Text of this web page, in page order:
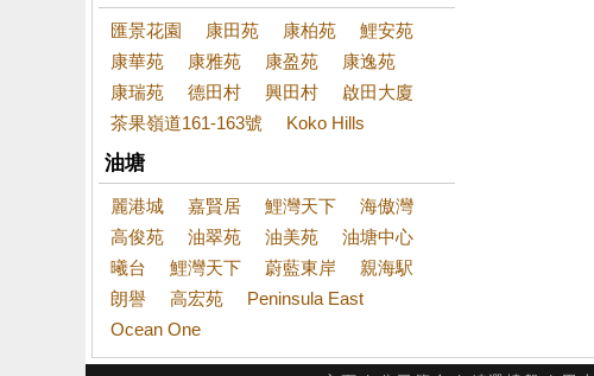
匯景花園 康田苑 康柏苑
鯉安苑
康華苑
康雅苑 康盈苑
康逸苑
康瑞苑
德田村 興田村
啟田大廈
茶果嶺道161-163號
Koko Hills
油塘
麗港城 嘉賢居 鯉灣天下
海傲灣
高俊苑
油翠苑 油美苑
油塘中心
曦台
鯉灣天下 蔚藍東岸
親海駅
朗譽
高宏苑
Peninsula East
Ocean One